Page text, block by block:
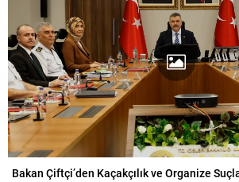
Bakan Çiftçi’den Kaçakçılık ve Organize